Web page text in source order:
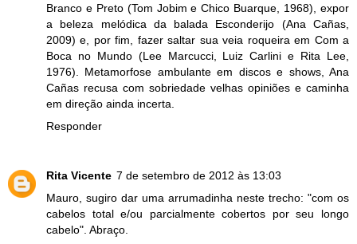
Branco e Preto (Tom Jobim e Chico Buarque, 1968), expor
a beleza melódica da balada Esconderijo (Ana Cañas,
2009) e, por fim, fazer saltar sua veia roqueira em Com a
Boca no Mundo (Lee Marcucci, Luiz Carlini e Rita Lee,
1976). Metamorfose ambulante em discos e shows, Ana
Cañas recusa com sobriedade velhas opiniões e caminha
em direção ainda incerta.
Responder
Rita Vicente 7 de setembro de 2012 às 13:03
Mauro, sugiro dar uma arrumadinha neste trecho: "com os
cabelos total e/ou parcialmente cobertos por seu longo
cabelo". Abraço.